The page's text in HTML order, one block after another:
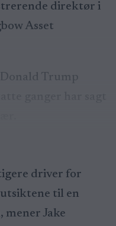
direktør i
Asset
Trump
driver for
til en
mener Jake